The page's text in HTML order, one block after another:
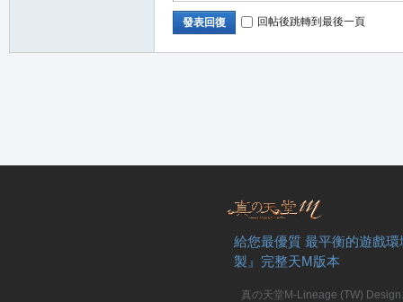
發表回復 回帖後跳轉到最後一頁
給您最優質 最平衡的遊戲
製』完整天M版本
真の天堂M-Lineage (TW)